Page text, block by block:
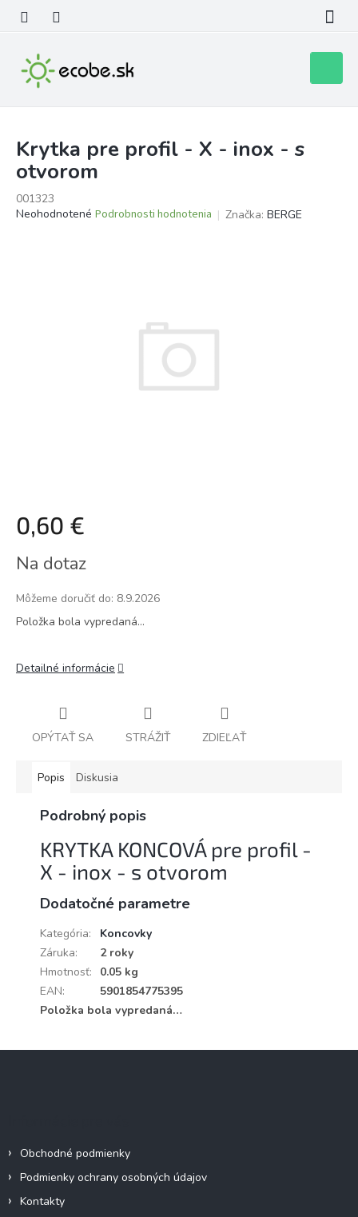
obsah
košík
Krytka pre profil - X - inox - s
otvorom
001323
Priemerné
Neohodnotené Podrobnosti hodnotenia Značka: BERGE
0,60 €
cena:
Na dotaz
Môžeme doručiť do: 8.9.2026
Položka bola vypredaná…
Detailné informácie
OPÝTAŤ SA STRÁŽIŤ ZDIEĽAŤ
Popis Diskusia
Podrobný popis
KRYTKA KONCOVÁ pre profil -
X - inox - s otvorom
Dodatočné parametre
Kategória:
Koncovky
Záruka:
2 roky
Hmotnosť:
0.05 kg
EAN:
5901854775395
Položka bola vypredaná…
Obchodné podmienky
Podmienky ochrany osobných údajov
Kontakty